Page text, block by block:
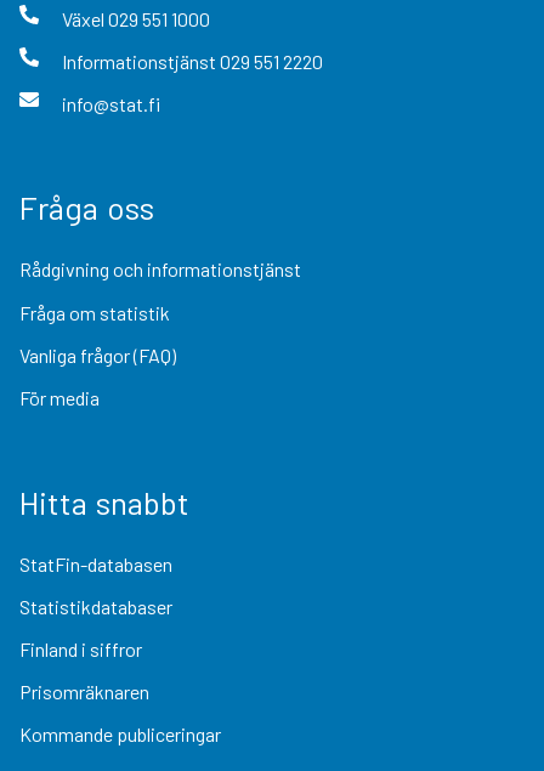
Växel 029 551 1000
Informationstjänst 029 551 2220
info@stat.fi
Fråga oss
Rådgivning och informationstjänst
Fråga om statistik
Vanliga frågor (FAQ)
För media
Hitta snabbt
StatFin-databasen
Statistikdatabaser
Finland i siffror
Prisomräknaren
Kommande publiceringar